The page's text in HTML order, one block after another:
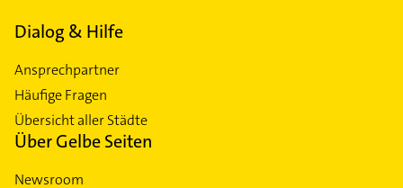
Dialog & Hilfe
Ansprechpartner
Häufige Fragen
Übersicht aller Städte
Über Gelbe Seiten
Newsroom